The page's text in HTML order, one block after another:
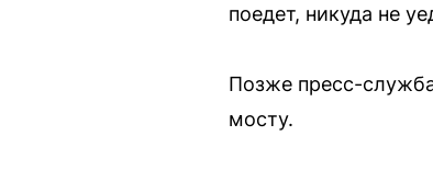
поедет, никуда не
Позже пресс-
мосту.